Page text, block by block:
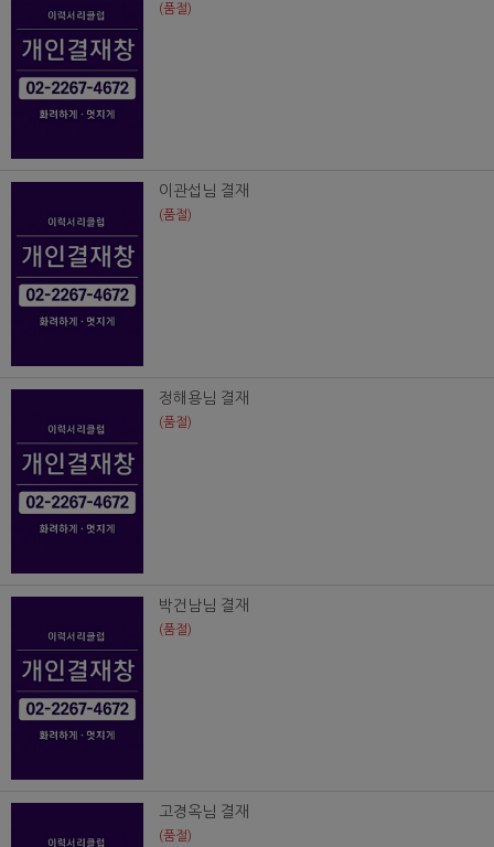
(품절)
이관섭님 결재
(품절)
정해용님 결재
(품절)
박건남님 결재
(품절)
고경옥님 결재
(품절)